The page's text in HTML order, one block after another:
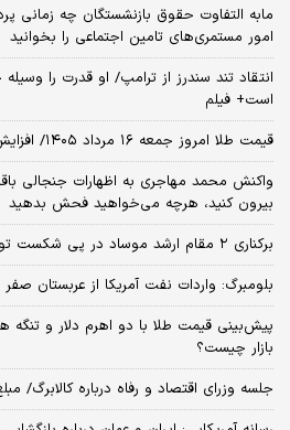
مابه التفاوت حقوق بازنشستگان چه
امور مستمری‌های تامین اجتماعی را بخوانید
انتقاد تند سندرز از ترامپ/ او قدرت را
است+ فیلم
قیمت طلا امروز جمعه ۱۶ مرداد ۱۴۰۵/ افزایش یک دلاری قیمت
واکنش محمد مهاجری به اظهارات جنجالی
بیرون کنید، هرچه می‌خواهید فحش بدهید
برکناری ۲ مقام‌ ارشد موساد در پی شکست توطئه علیه ایران
بلومبرگ: واردات نفت آمریکا از عربستان
پیش‌بینی قیمت طلا با دو اهرم دلار و تنگه
بازار چیست؟
جلسه وزرای اقتصاد و رفاه درباره کالابرگ/